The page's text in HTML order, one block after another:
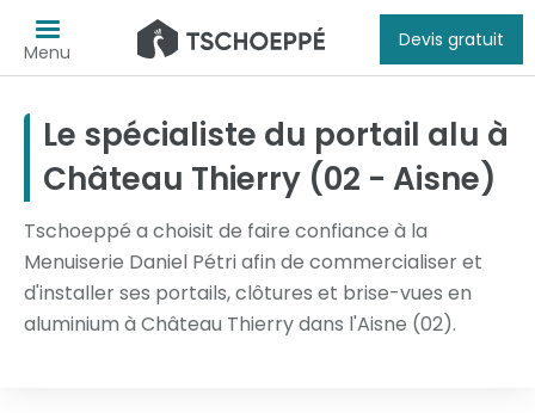
Menu
Devis gratuit
Le spécialiste du portail alu à
Château Thierry (02 - Aisne)
Tschoeppé a choisit de faire confiance à la
Menuiserie Daniel Pétri afin de commercialiser et
d'installer ses portails, clôtures et brise-vues en
aluminium à Château Thierry dans l'Aisne (02).